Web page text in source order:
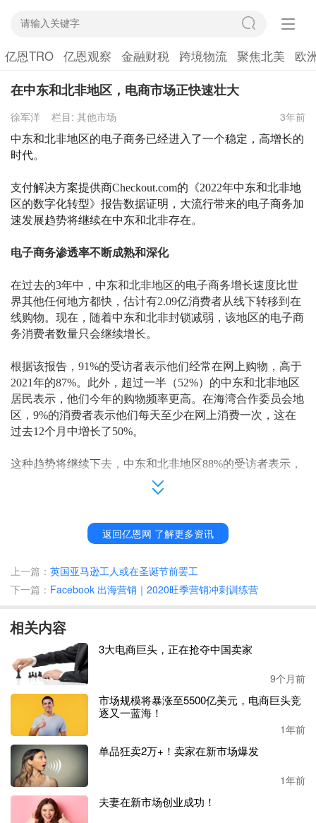
亿恩TRO 亿恩观察 金融财税 跨境物流 聚焦北美 欧
在中东和北非地区，电商市场正快速壮大
徐军洋 栏目: 其他市场 3年前
中东和北非地区的电子商务已经进入了一个稳定，高增长的
时代。
支付解决方案提供商Checkout.com的《2022年中东和北非地
区的数字化转型》 报告数据证明，大流行带来的电子商务加
速发展趋势将继续在中东和北非存在。
电子商务渗透率不断成熟和深化
在过去的3年中，中东和北非地区的电子商务增长速度比世
界其他任何地方都快，估计有2.09亿消费者从线下转移到 在
线购物。现在，随着中东和北非封锁减弱 ， 该地区的电子商
务消费者数量只会继续增长。
根据该报告， 91%的受访者表示他们经常在网上购物，高于
2021年的87%。此外，超过一半（52%）的中东和北非地区
居民表示，他们今年的购物频率更高。在海湾合作委员会地
区 ， 9%的消费者表示他们每天至少在网上消费一次 ，这在
过去12个月中增长了50%。
这种趋势将继续下去，中东和北非地区88%的受访者表示，
次数
消费者对数字支付的兴趣继续上升，保持2021年的趋势。该
付方式 ，高于2021年的60%和2020年的40%。在海湾合作委
员会地区，这个数字甚至更高，80%的海湾合作委员会消费
主要是由于
该地区支付应用程序和数字钱包的急剧
增长，中东和北非地区82%的消费者报告称，到2022年，中
东和北非地区使用了某种形式的金融科技应用程序，高于20
21年的76%。
事实上，在
，数字钱包作为首选支付方式的采用率持
续上升。特别是埃及，卡塔尔和沙特等国家，数字钱包的受
欢迎程度几乎翻了一番。相反，中东和北非地区对货到付款
的使用急剧下降，在过去
成熟的消费者基础
返回亿恩网 了解更多资讯
上一篇： 英国亚马逊工人或在圣诞节前罢工
下一篇： Facebook 出海营销｜2020旺季营销冲刺训练营
相关内容
3大电商巨头，正在抢夺中国卖家
9个月前
市场规模将暴涨至5500亿美元，电商巨头竞
逐又一蓝海！
1年前
单品狂卖2万+！卖家在新市场爆发
1年前
夫妻在新市场创业成功！